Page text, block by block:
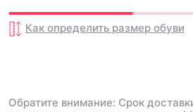
Как определить размер обуви
Обратите внимание: Срок